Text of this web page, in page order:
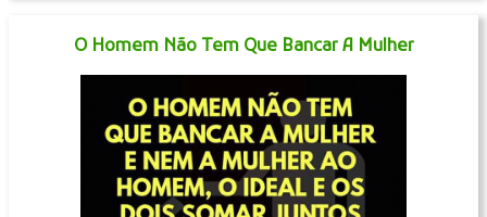
O Homem Não Tem Que Bancar A Mulher